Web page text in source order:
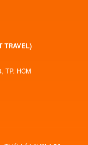
TRAVEL)
TP. HCM